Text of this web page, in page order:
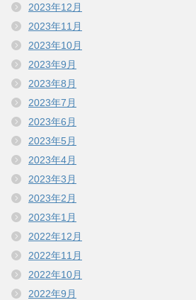
2023年12月
2023年11月
2023年10月
2023年9月
2023年8月
2023年7月
2023年6月
2023年5月
2023年4月
2023年3月
2023年2月
2023年1月
2022年12月
2022年11月
2022年10月
2022年9月